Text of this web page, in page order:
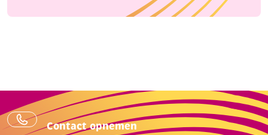
Contact opnemen